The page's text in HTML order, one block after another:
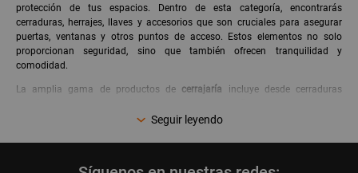
protección de tus espacios. Dentro de esta categoría, encontrarás
cerraduras, herrajes, llaves y accesorios que son cruciales para asegurar
puertas, ventanas y otros puntos de acceso. Estos elementos no solo
proporcionan seguridad, sino que también ofrecen tranquilidad y
comodidad.
La amplia gama de productos de cerrajaría incluye desde cerraduras
diferentes necesidades de seguridad. Lascerraduras de embutir y de
Seguir leyendo